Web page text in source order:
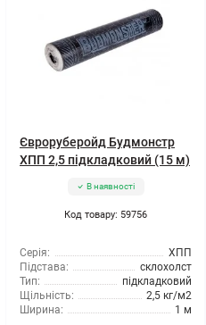
Євроруберойд Будмонстр
ХПП 2,5 підкладковий (15 м)
В наявності
Код товару: 59756
Серія:
ХПП
Підстава:
склохолст
Тип:
підкладковий
Щільність:
2,5 кг/м2
Ширина:
1 м